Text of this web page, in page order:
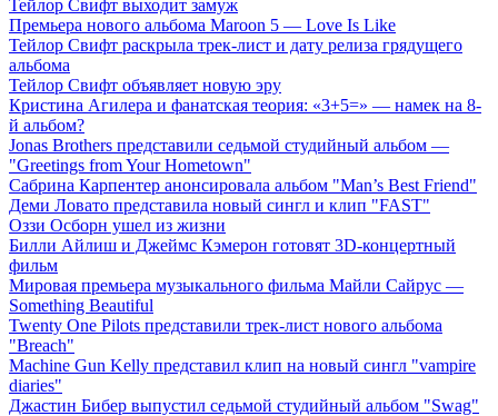
Тейлор Свифт выходит замуж
Премьера нового альбома Maroon 5 — Love Is Like
Тейлор Свифт раскрыла трек-лист и дату релиза грядущего
альбома
Тейлор Свифт объявляет новую эру
Кристина Агилера и фанатская теория: «3+5=» — намек на 8-
й альбом?
Jonas Brothers представили седьмой студийный альбом —
"Greetings from Your Hometown"
Сабрина Карпентер анонсировала альбом "Man’s Best Friend"
Деми Ловато представила новый сингл и клип "FAST"
Оззи Осборн ушел из жизни
Билли Айлиш и Джеймс Кэмерон готовят 3D-концертный
фильм
Мировая премьера музыкального фильма Майли Сайрус —
Something Beautiful
Twenty One Pilots представили трек-лист нового альбома
"Breach"
Machine Gun Kelly представил клип на новый сингл "vampire
diaries"
Джастин Бибер выпустил седьмой студийный альбом "Swag"